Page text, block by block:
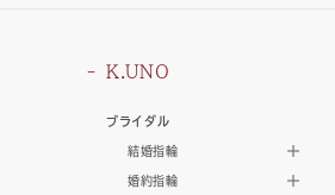
K.UNO
ブライダル
結婚指輪
婚約指輪